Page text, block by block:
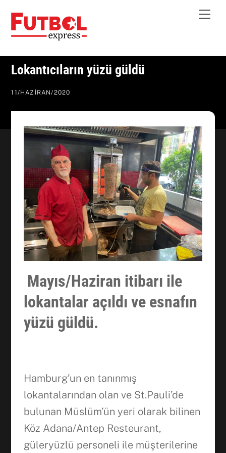
content
Lokantıcıların yüzü güldü
11 /HAZIRAN/2020
Mayıs/Haziran itibarı ile
lokantalar açıldı ve esnafın
yüzü güldü.
Hamburg’un en tanınmış
lokantalarından olan ve St.Pauli’de
bulunan Müslüm’ün yeri olarak bilinen
Köz Adana/Antep Resteurant,
güleryüzlü personeli ile müşterilerine